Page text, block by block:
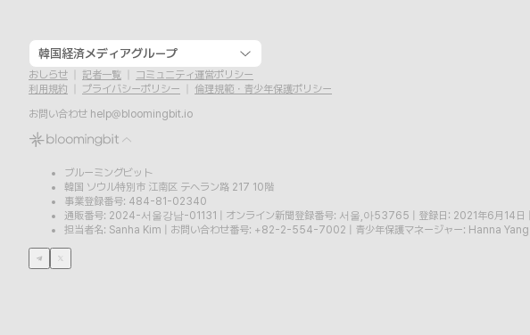
韓国経済メディアグループ
おしらせ 記者一覧
コミュニティ運営ポリシー
利用規約
プライバシーポリシー
倫理規範・青少年保護ポリシー
お問い合わせ help@bloomingbit.io
ブルーミングビット
韓国 ソウル特別市 江南区 テヘラン路 217 10階
事業登録番号: 484-81-02340
通販番号: 2024-서울강남-01131
オンライン新聞登録番号: 서울,아53765 登録日: 2021年6月14日
担当者名: Sanha Kim
お問い合わせ番号: +82-2-554-7002 青少年保護マネージャー: Hanna Yang